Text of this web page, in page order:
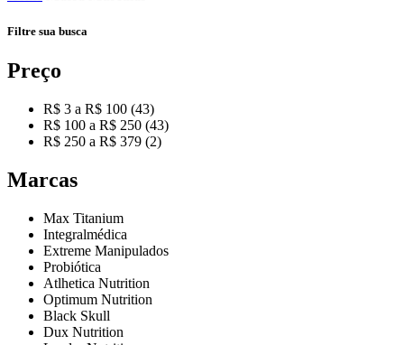
Filtre sua busca
Preço
R$ 3 a R$ 100 (43)
R$ 100 a R$ 250 (43)
R$ 250 a R$ 379 (2)
Marcas
Max Titanium
Integralmédica
Extreme Manipulados
Probiótica
Atlhetica Nutrition
Optimum Nutrition
Black Skull
Dux Nutrition